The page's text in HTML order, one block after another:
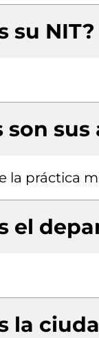
su NIT?
son
la práctica
el
la